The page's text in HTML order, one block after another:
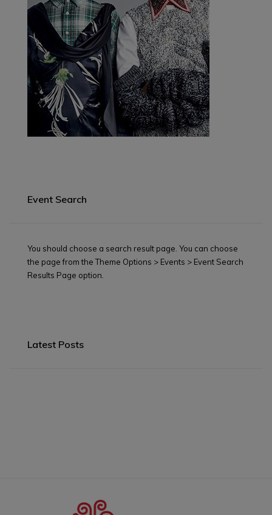
Event Search
You should choose a search result page. You can choose
the page from the Theme Options > Events > Event Search
Results Page option.
Latest Posts